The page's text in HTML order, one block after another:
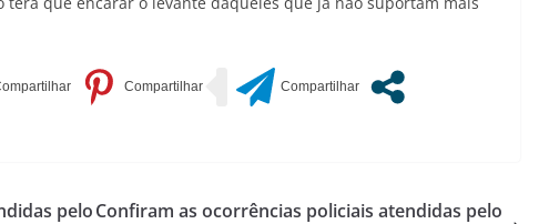
peloConfiram as ocorrências policiais atendidas pelo